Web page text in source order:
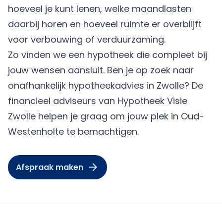
hoeveel je kunt lenen, welke maandlasten
daarbij horen en hoeveel ruimte er overblijft
voor verbouwing of verduurzaming.
Zo vinden we een hypotheek die compleet bij
jouw wensen aansluit. Ben je op zoek naar
onafhankelijk hypotheekadvies in Zwolle? De
financieel adviseurs van Hypotheek Visie
Zwolle helpen je graag om jouw plek in Oud-
Westenholte te bemachtigen.
Afspraak maken